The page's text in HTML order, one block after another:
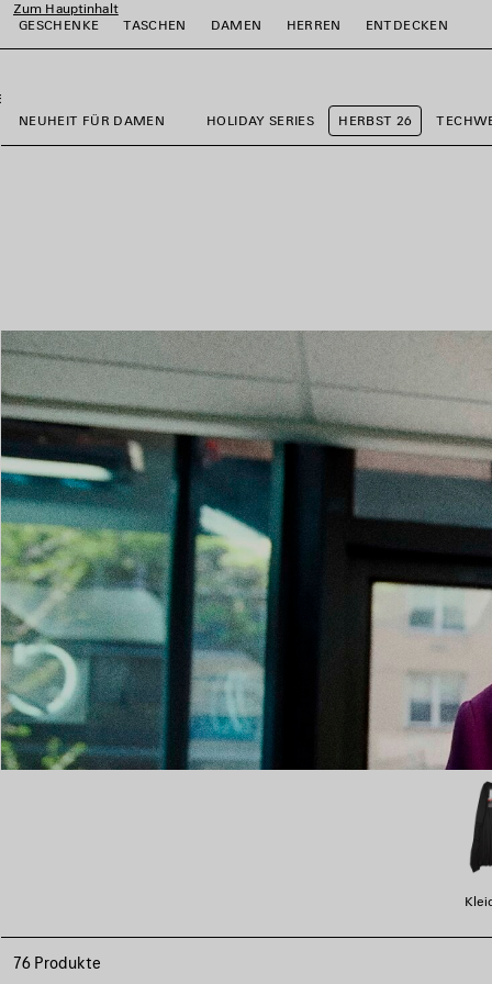
Zum Hauptinhalt
GESCHENKE
TASCHEN DAMEN HERREN ENTDECKEN
NEUHEIT FÜR DAMEN HOLIDAY SERIES HERBST 26
76 Produkte